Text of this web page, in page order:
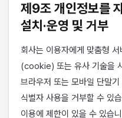
제9조 개인정보를
설치·운영 및 거부
회사는 이용자에게 맞춤형
(cookie) 또는 유사 기술을
브라우저 또는 모바일 단말
식별자 사용을 거부할 수 있
이용에 제한이 있을 수 있습